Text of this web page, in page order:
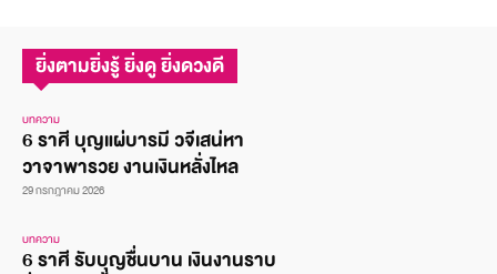
ยิ่งตามยิ่งรู้ ยิ่งดู ยิ่งดวงดี
บทความ
6 ราศี บุญแผ่บารมี วจีเสน่หา
วาจาพารวย งานเงินหลั่งไหล
29 กรกฎาคม 2026
บทความ
6 ราศี รับบุญชื่นบาน เงินงานราบ